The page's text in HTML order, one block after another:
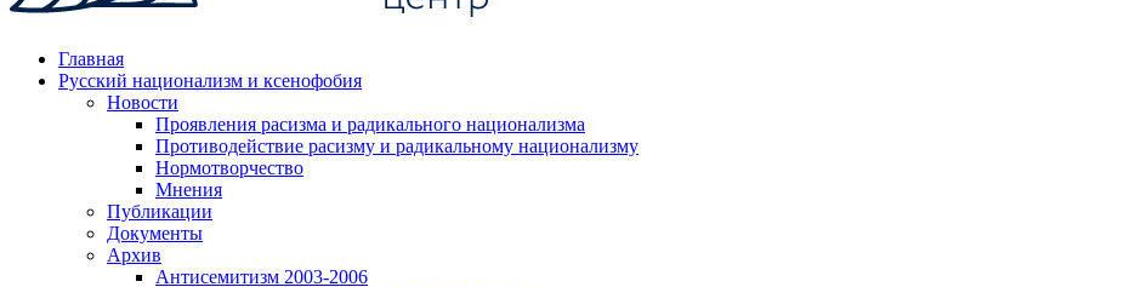
Главная
Русский национализм и ксенофобия
Новости
Проявления расизма и радикального национализма
Противодействие расизму и радикальному национализму
Нормотворчество
Мнения
Публикации
Документы
Архив
Антисемитизм 2003-2006